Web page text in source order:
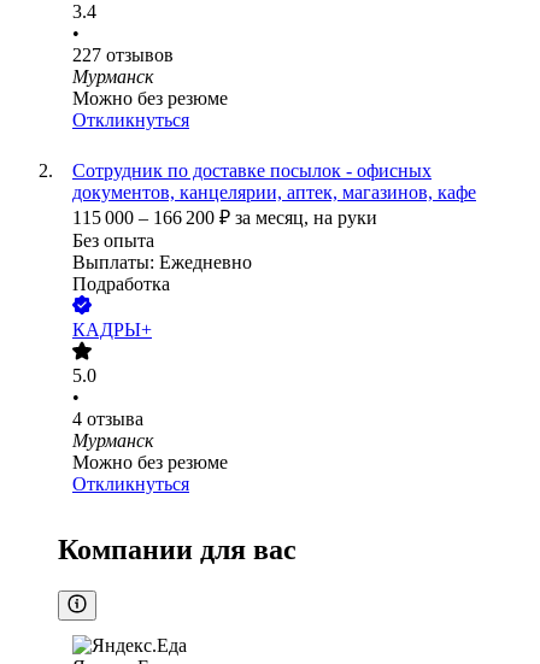
3.4
•
227 отзывов
Мурманск
Можно без резюме
Откликнуться
Сотрудник по доставке посылок - офисных
документов, канцелярии, аптек, магазинов, кафе
115 000 – 166 200 ₽ за месяц, на руки
Без опыта
Выплаты: Ежедневно
Подработка
КАДРЫ+
5.0
•
4 отзыва
Мурманск
Можно без резюме
Откликнуться
Компании для вас